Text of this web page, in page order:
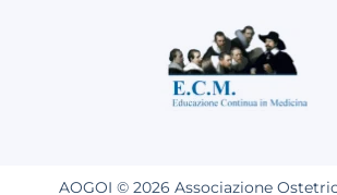
AOGOI © 2026 Associazione